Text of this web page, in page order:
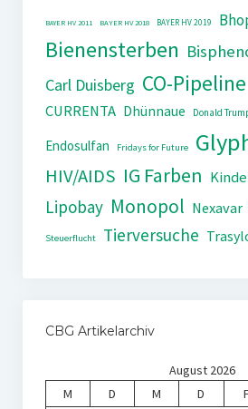
BAYER HV 2011 BAYER HV 2018 BAYER HV 2019
Bienensterben
Carl Duisberg CO-Pipeline
CURRENTA Dhünnaue Donald
Endosulfan
Fridays for Future
HIV/AIDS IG Farben
Lipobay Monopol Nexavar
Steuerflucht Tierversuche
CBG Artikelarchiv
August 2026
M
D M D